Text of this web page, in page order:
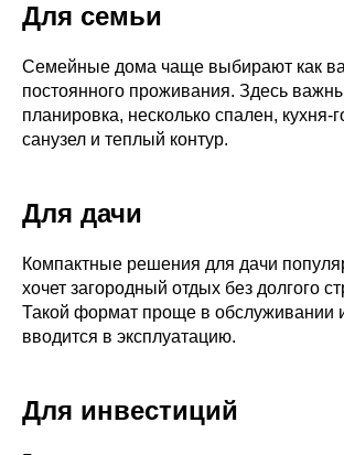
Для семьи
Семейные дома чаще выбирают как
постоянного проживания. Здесь
планировка, несколько спален, кухня-
санузел и теплый контур.
Для дачи
Компактные решения для дачи
хочет загородный отдых без долгого
Такой формат проще в обслуживании
вводится в эксплуатацию.
Для инвестиций